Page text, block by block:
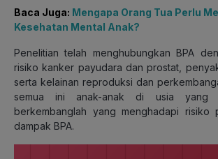
Baca Juga: Mengapa Orang Tua Perlu
Kesehatan Mental Anak?
Penelitian telah menghubungkan BPA
risiko kanker payudara dan prostat,
serta kelainan reproduksi dan
semua ini anak-anak di usia yang
berkembanglah yang menghadapi risiko
dampak BPA.